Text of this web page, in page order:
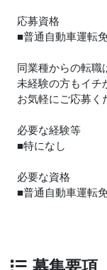
応募資格
■普通自動車運転
同業種からの転職
未経験の方もイチ
お気軽にご応募く
必要な経験等
■特になし
必要な資格
■普通自動車運転